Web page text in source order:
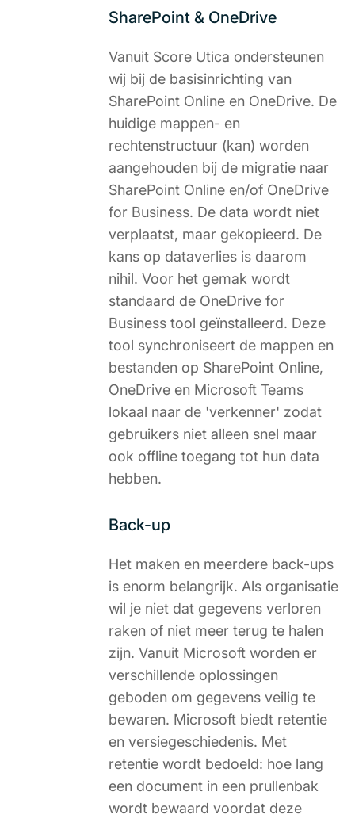
SharePoint & OneDrive
Vanuit Score Utica ondersteunen
wij bij de basisinrichting van
SharePoint Online en OneDrive. De
huidige mappen- en
rechtenstructuur (kan) worden
aangehouden bij de migratie naar
SharePoint Online en/of OneDrive
for Business. De data wordt niet
verplaatst, maar gekopieerd. De
kans op dataverlies is daarom
nihil. Voor het gemak wordt
standaard de OneDrive for
Business tool geïnstalleerd. Deze
tool synchroniseert de mappen en
bestanden op SharePoint Online,
OneDrive en Microsoft Teams
lokaal naar de 'verkenner' zodat
gebruikers niet alleen snel maar
ook offline toegang tot hun data
hebben.
Back-up
Het maken en meerdere back-ups
is enorm belangrijk. Als organisatie
wil je niet dat gegevens verloren
raken of niet meer terug te halen
zijn. Vanuit Microsoft worden er
verschillende oplossingen
geboden om gegevens veilig te
bewaren. Microsoft biedt retentie
en versiegeschiedenis. Met
retentie wordt bedoeld: hoe lang
een document in een prullenbak
wordt bewaard voordat deze